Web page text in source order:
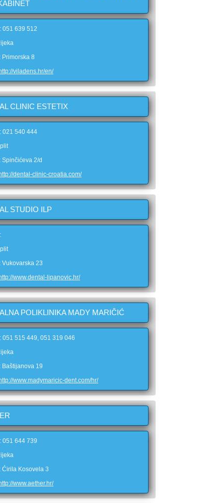
051 639 512
Primorska 8
http://viladens.hr/en/
CLINIC ESTETIX
021 540 444
Spinčićeva 2/d
http://dental-clinic-croatia.com/
STUDIO ILP
Vukovarska 23
http://www.dental-lipanovic.hr/
POLIKLINIKA MADY MARIČIĆ
051 515 449, 051 319 046
Baštijanova 19
http://www.madymaricic-dent.com/hr/
051 644 739
Ćirila Kosovela 3
http://www.aether.hr/